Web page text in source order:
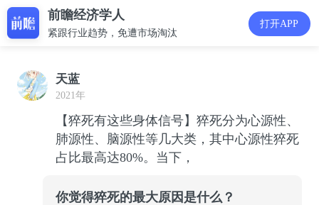
前瞻经济学人
紧跟行业趋势，免遭市场淘汰
打开APP
天蓝
2021年
【猝死有这些身体信号】猝死分为心源性、
肺源性、脑源性等几大类，其中心源性猝死
占比最高达80%。当下，
你觉得猝死的最大原因是什么？